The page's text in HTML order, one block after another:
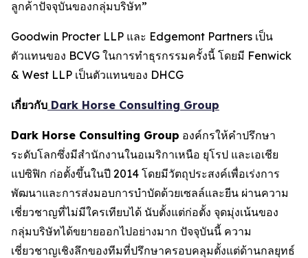
ลูกค้าปัจจุบันของกลุ่มบริษัท”
Goodwin Procter LLP และ Edgemont Partners เป็น
ตัวแทนของ BCVG ในการทำธุรกรรมครั้งนี้ โดยมี Fenwick
& West LLP เป็นตัวแทนของ DHCG
เกี่ยวกับ Dark Horse Consulting Group
Dark Horse Consulting Group องค์กรให้คำปรึกษา
ระดับโลกซึ่งมีสำนักงานในอเมริกาเหนือ ยุโรป และเอเชีย
แปซิฟิก ก่อตั้งขึ้นในปี 2014 โดยมีวัตถุประสงค์เพื่อเร่งการ
พัฒนาและการส่งมอบการบำบัดด้วยเซลล์และยีน ผ่านความ
เชี่ยวชาญที่ไม่มีใครเทียบได้ นับตั้งแต่ก่อตั้ง จุดมุ่งเน้นของ
กลุ่มบริษัทได้ขยายออกไปอย่างมาก ปัจจุบันนี้ ความ
เชี่ยวชาญเชิงลึกของทีมที่ปรึกษาครอบคลุมตั้งแต่ด้านกลยุทธ์